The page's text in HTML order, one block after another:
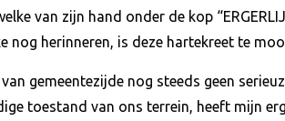
van zijn hand onder de kop
nog herinneren, is deze hartekreet te
gemeentezijde nog steeds geen
toestand van ons terrein, heeft mijn